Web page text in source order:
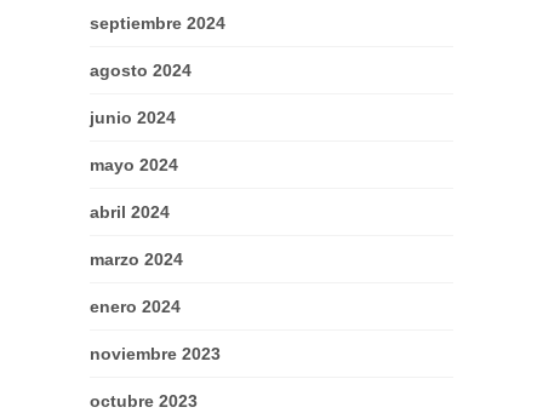
septiembre 2024
agosto 2024
junio 2024
mayo 2024
abril 2024
marzo 2024
enero 2024
noviembre 2023
octubre 2023